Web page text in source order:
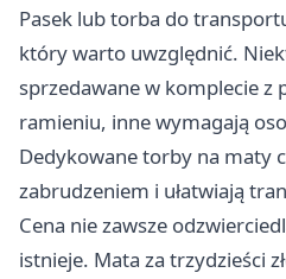
Pasek lub torba do
który warto uwzględnić.
sprzedawane w komplecie z
ramieniu, inne wymagają
Dedykowane torby na maty
zabrudzeniem i ułatwiają
Cena nie zawsze
istnieje. Mata za trzydzieści